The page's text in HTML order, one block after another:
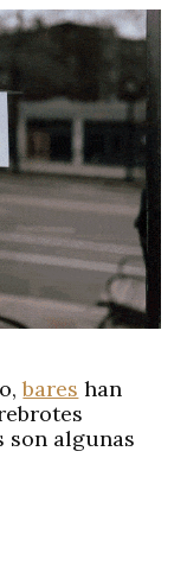
bares han
son algunas